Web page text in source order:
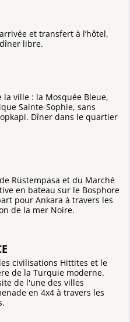
et transfert à l’hôtel,
libre.
la ville : la Mosquée Bleue,
Sainte-Sophie, sans
Dîner dans le quartier
Rüstempasa et du Marché
en bateau sur le Bosphore
pour Ankara à travers les
de la mer Noire.
civilisations Hittites et le
de la Turquie moderne.
de l'une des villes
en 4x4 à travers les